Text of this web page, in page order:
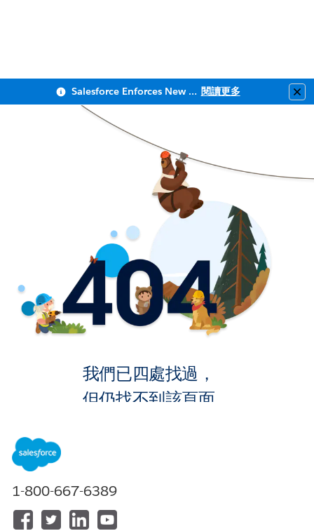
Salesforce Enforces New Security Requirements in Summer 2026 閱讀更多
我們已四處找過，
但仍找不到該頁面。
1-800-667-6389